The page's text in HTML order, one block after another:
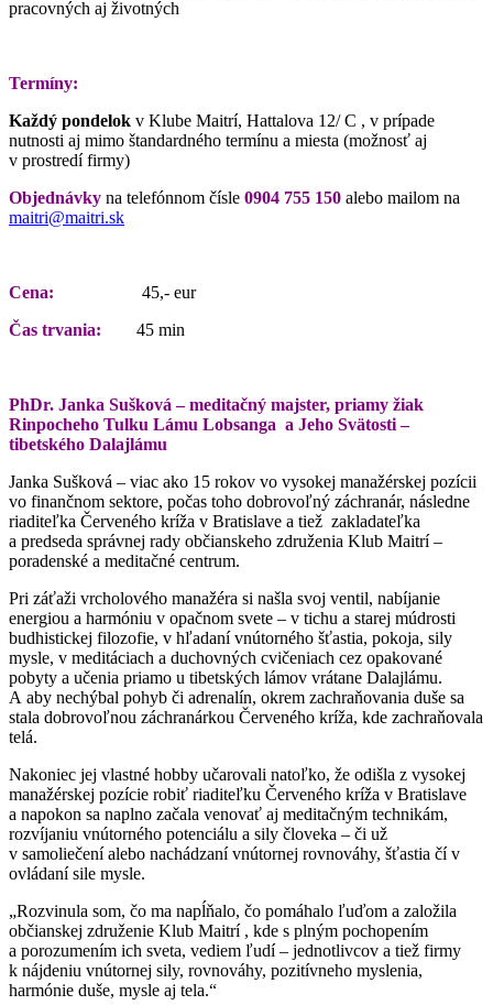
pracovných aj životných
Termíny:
Každý pondelok v Klube Maitrí, Hattalova 12/ C , v prípade
nutnosti aj mimo štandardného termínu a miesta (možnosť aj
v prostredí firmy)
Objednávky na telefónnom čísle 0904 755 150 alebo mailom na
maitri@maitri.sk
Cena: 45,- eur
Čas trvania: 45 min
PhDr. Janka Sušková – meditačný majster, priamy žiak
Rinpocheho Tulku Lámu Lobsanga a Jeho Svätosti –
tibetského Dalajlámu
Janka Sušková – viac ako 15 rokov vo vysokej manažérskej pozícii
vo finančnom sektore, počas toho dobrovoľný záchranár, následne
riaditeľka Červeného kríža v Bratislave a tiež zakladateľka
a predseda správnej rady občianskeho združenia Klub Maitrí –
poradenské a meditačné centrum.
Pri záťaži vrcholového manažéra si našla svoj ventil, nabíjanie
energiou a harmóniu v opačnom svete – v tichu a starej múdrosti
budhistickej filozofie, v hľadaní vnútorného šťastia, pokoja, sily
mysle, v meditáciach a duchovných cvičeniach cez opakované
pobyty a učenia priamo u tibetských lámov vrátane Dalajlámu.
A aby nechýbal pohyb či adrenalín, okrem zachraňovania duše sa
stala dobrovoľnou záchranárkou Červeného kríža, kde zachraňovala
telá.
Nakoniec jej vlastné hobby učarovali natoľko, že odišla z vysokej
manažérskej pozície robiť riaditeľku Červeného kríža v Bratislave
a napokon sa naplno začala venovať aj meditačným technikám,
rozvíjaniu vnútorného potenciálu a sily človeka – či už
v samoliečení alebo nachádzaní vnútornej rovnováhy, šťastia čí v
ovládaní sile mysle.
„Rozvinula som, čo ma napĺňalo, čo pomáhalo ľuďom a založila
občianskej združenie Klub Maitrí , kde s plným pochopením
a porozumením ich sveta, vediem ľudí – jednotlivcov a tiež firmy
k nájdeniu vnútornej sily, rovnováhy, pozitívneho myslenia,
harmónie duše, mysle aj tela.“